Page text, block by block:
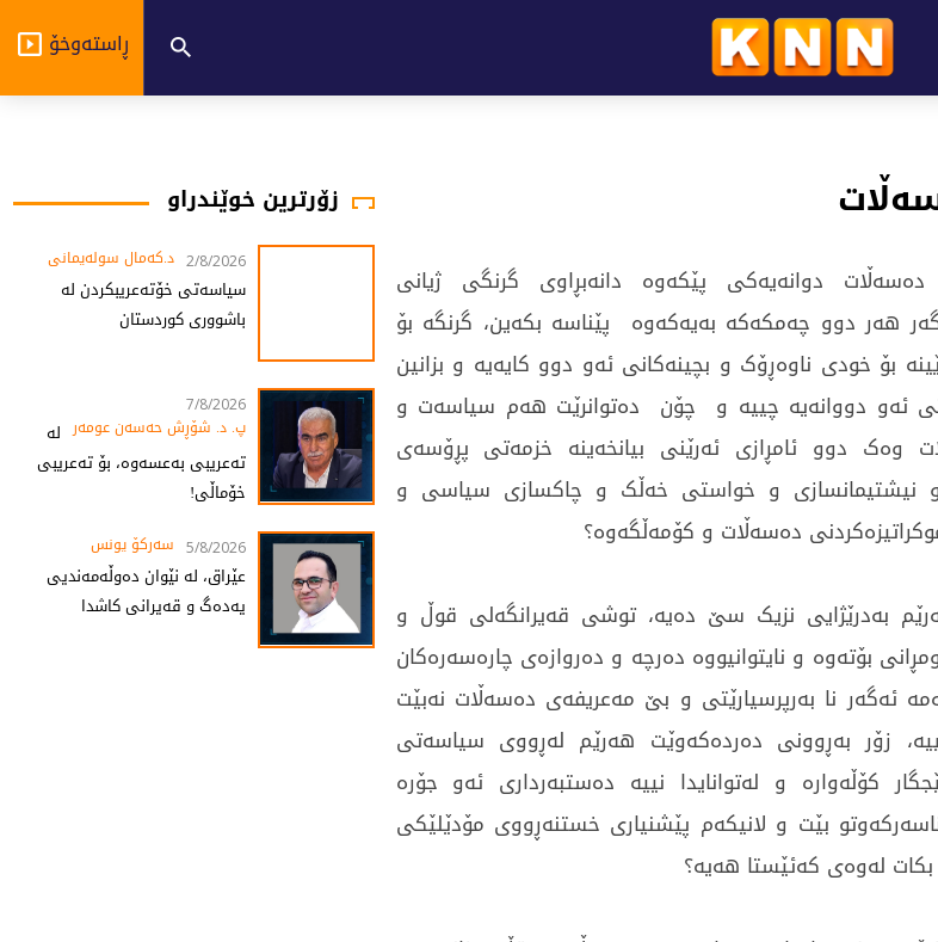
ڕاستەوخۆ
دوانەیەکی پێکەوە دانەبڕاوی گرنگی ژیانی
گەر هەر دوو چەمکەکە بەیەکەوە پێناسە بکەین، گرنگە بۆ
بۆ خودی ناوەڕۆک و بچینەکانی ئەو دوو کایەیە و بزانین
ئەو دووانەیە چییە و چۆن دەتوانرێت هەم سیاسەت و
وەک دوو ئامڕازی ئەرێنی بیانخەینە خزمەتی پڕۆسەی
و نیشتیمانسازی و خواستی خەڵک و چاکسازی سیاسی و
دەسەڵات و کۆمەڵگەوە؟
بەدرێژایی نزیک سێ دەیە، توشی قەیرانگەلی قوڵ و
بۆتەوە و نایتوانیووە دەرچە و دەروازەی چارەسەرەکان
ئەگەر نا بەرپرسیارێتی و بێ مەعریفەی دەسەڵات نەبێت
زۆر بەڕوونی دەردەکەوێت هەرێم لەڕووی سیاسەتی
کۆڵەوارە و لەتوانایدا نییە دەستبەرداری ئەو جۆرە
بێت و لانیکەم پێشنیارى خستنەڕووی مۆدێلێکی
بکات لەوەی کەئێستا هەیە؟
زۆرترین خوێندراو
2/8/2026 د.کەمال سولەیمانی
سیاسەتی خۆتەعریبکردن لە
باشووری کوردستان
7/8/2026
پ. د. شۆڕش حەسەن عومەر لە
تەعریبی بەعسەوە، بۆ تەعریبی
خۆماڵی!
5/8/2026 سەرکۆ یونس
عێراق، لە نێوان دەوڵەمەندیی
یەدەگ و قەیرانی کاشدا